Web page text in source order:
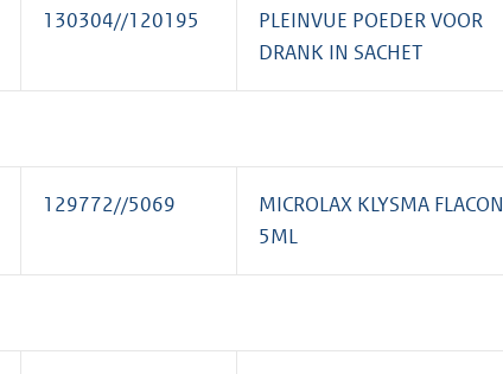
130304//120195
PLEINVUE POEDER VOOR
DRANK IN SACHET
129772//5069
MICROLAX KLYSMA FLACON
5ML